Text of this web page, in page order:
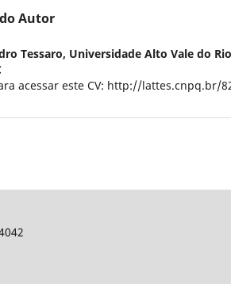
Autor
Tessaro, Universidade Alto Vale do
acessar este CV: http://lattes.cnpq.br/